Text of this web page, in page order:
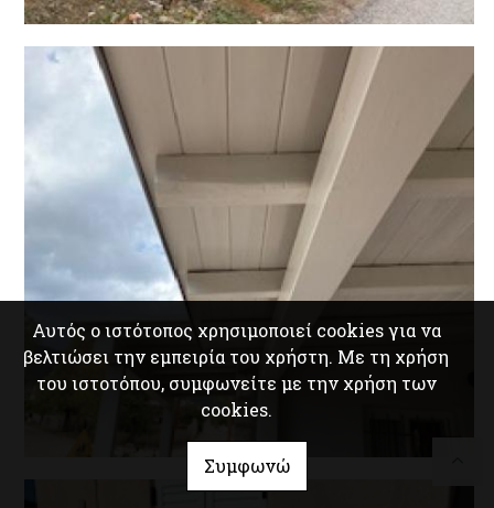
Αυτός ο ιστότοπος χρησιμοποιεί cookies για να
βελτιώσει την εμπειρία του χρήστη. Με τη χρήση
του ιστοτόπου, συμφωνείτε με την χρήση των
cookies.
Συμφωνώ